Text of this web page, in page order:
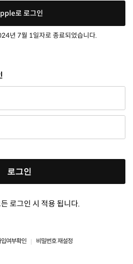
로 로그인
년 7월 1일자로 종료되었습니다.
로그인
로그인 시 적용 됩니다.
입여부확인 비밀번호 재설정